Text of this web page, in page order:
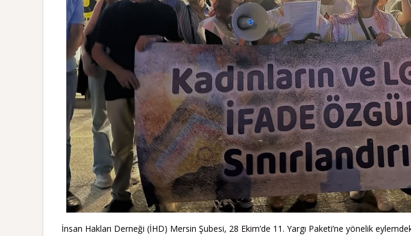
İnsan Hakları Derneği (İHD) Mersin Şubesi, 28 Ekim’de 11. Yargı Paketi’ne yönelik